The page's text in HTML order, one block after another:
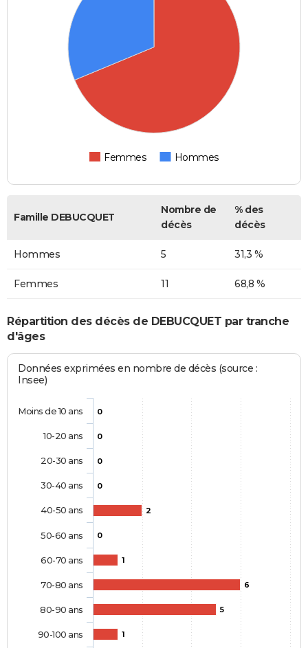
Femmes Hommes
Famille DEBUCQUET
Nombre de
décès
% des
décès
Hommes 5 31,3 %
Femmes 11 68,8 %
Répartition des décès de DEBUCQUET par tranche
d'âges
Données exprimées en nombre de décès (source :
Insee)
0
0
0
0
2
0
1
6
5
1
Moins de 10 ans
10-20 ans
20-30 ans
30-40 ans
40-50 ans
50-60 ans
60-70 ans
70-80 ans
80-90 ans
90-100 ans